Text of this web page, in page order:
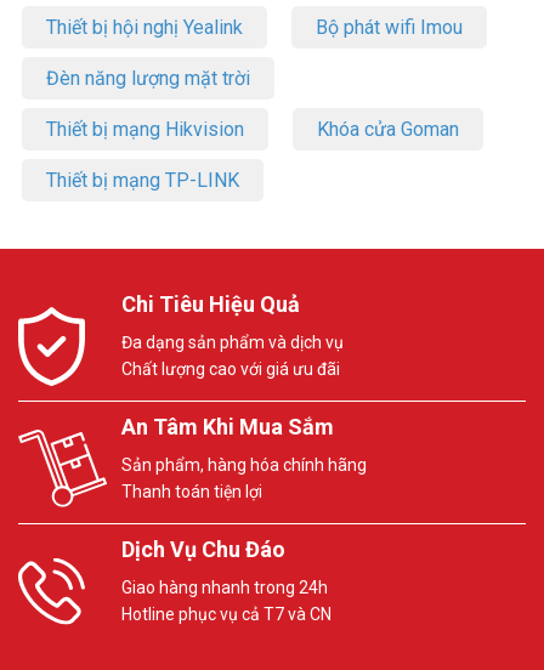
Thiết bị hội nghị Yealink Bộ phát wifi Imou
Đèn năng lượng mặt trời
Thiết bị mạng Hikvision Khóa cửa Goman
Thiết bị mạng TP-LINK
Chi Tiêu Hiệu Quả
Đa dạng sản phẩm và dịch vụ
Chất lượng cao với giá ưu đãi
An Tâm Khi Mua Sắm
Sản phẩm, hàng hóa chính hãng
Thanh toán tiện lợi
Dịch Vụ Chu Đáo
Giao hàng nhanh trong 24h
Hotline phục vụ cả T7 và CN